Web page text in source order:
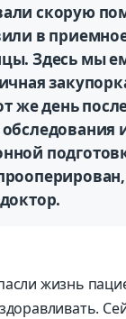
скорую
в
Здесь мы
же день
жизнь